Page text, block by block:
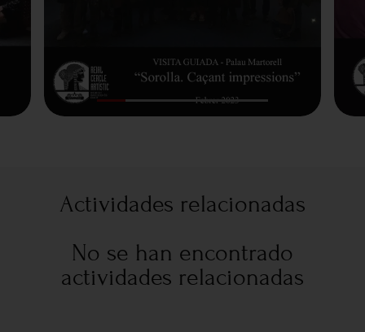
Actividades relacionadas
No se han encontrado
actividades relacionadas